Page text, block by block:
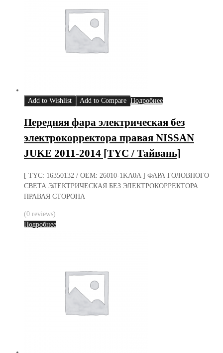
Add to Wishlist Add to Compare Подробнее
Передняя фара электрическая без
электрокорректора правая NISSAN
JUKE 2011-2014 [TYC / Тайвань]
[ TYC: 16350132 / OEM: 26010-1KA0A ] ФАРА ГОЛОВНОГО
СВЕТА ЭЛЕКТРИЧЕСКАЯ БЕЗ ЭЛЕКТРОКОРРЕКТОРА
ПРАВАЯ СТОРОНА
(0 reviews)
Подробнее